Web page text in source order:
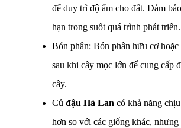
để duy trì độ ẩm cho đất. Đảm
hạn trong suốt quá trình phát triển.
Bón phân: Bón phân hữu cơ
sau khi cây mọc lớn để cung cấp
cây.
Củ đậu Hà Lan có khả năng
hơn so với các giống khác,